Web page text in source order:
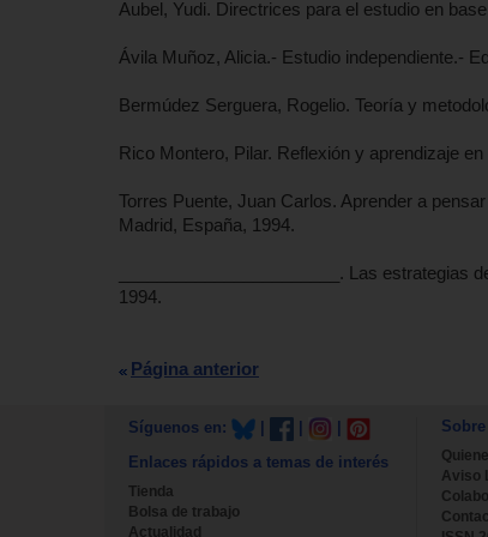
Aubel, Yudi. Directrices para el estudio en
Ávila Muñoz, Alicia.- Estudio independiente.-
Bermúdez Serguera, Rogelio. Teoría y
Rico Montero, Pilar. Reflexión y aprendizaje
Torres Puente, Juan Carlos. Aprender a
Madrid, España, 1994.
_______________________. Las estrategias
1994.
Página anterior
Síguenos en:
Enlaces rápidos a temas de interés
Tienda
Bolsa de trabajo
Actualidad
Aviso